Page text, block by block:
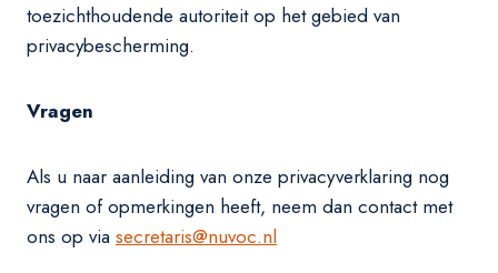
toezichthoudende autoriteit op het gebied van
privacybescherming.
Vragen
Als u naar aanleiding van onze privacyverklaring nog
vragen of opmerkingen heeft, neem dan contact met
ons op via secretaris@nuvoc.nl